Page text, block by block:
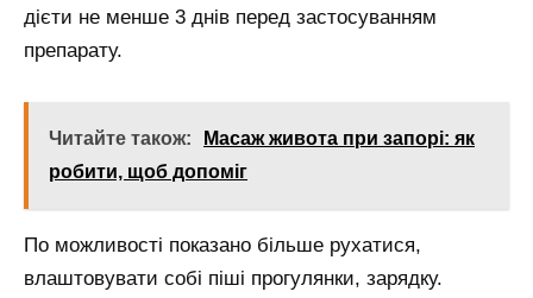
дієти не менше 3 днів перед застосуванням
препарату.
Читайте також:
Масаж живота при запорі: як
робити, щоб допоміг
По можливості показано більше рухатися,
влаштовувати собі піші прогулянки, зарядку.